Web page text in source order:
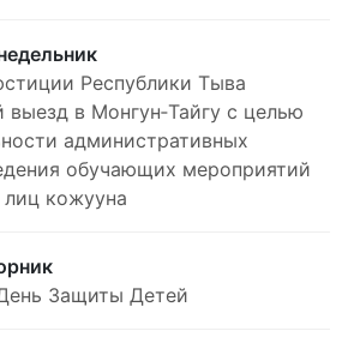
Республики Тыва
выезд в Монгун‑Тайгу с целью
административных
обучающих мероприятий
кожууна
Защиты Детей